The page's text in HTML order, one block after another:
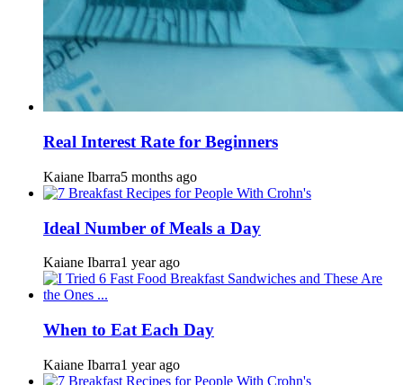
Real Interest Rate for Beginners
Kaiane Ibarra5 months ago
Ideal Number of Meals a Day
Kaiane Ibarra1 year ago
When to Eat Each Day
Kaiane Ibarra1 year ago